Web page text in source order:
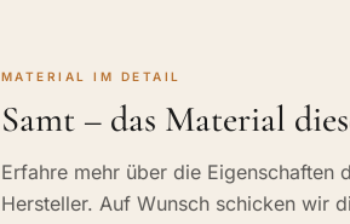
MATERIAL IM DETAIL
Samt – das Material
Erfahre mehr über die Eigenschaften
Hersteller. Auf Wunsch schicken wir